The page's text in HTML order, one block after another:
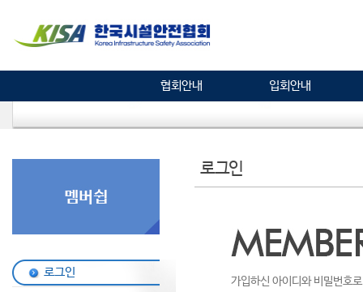
협회안내 입회안내
로그인
로그인
가입하신 아이디와 비밀번호